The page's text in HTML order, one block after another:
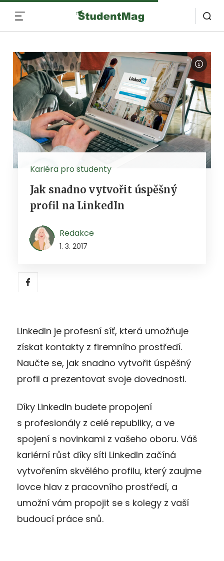
Kariéra pro studenty
Jak snadno vytvořit úspěšný
profil na LinkedIn
Redakce
1. 3. 2017
LinkedIn je profesní síť, která umožňuje
získat kontakty z firemního prostředí.
Naučte se, jak snadno vytvořit úspěšný
profil a prezentovat svoje dovednosti.
Díky LinkedIn budete propojení
s profesionály z celé republiky, a ve
spojení s novinkami z vašeho oboru. Váš
kariérní růst díky síti LinkedIn začíná
vytvořením skvělého profilu, který zaujme
lovce hlav z pracovního prostředí, a
umožní vám propojit se s kolegy z vaší
budoucí práce snů.